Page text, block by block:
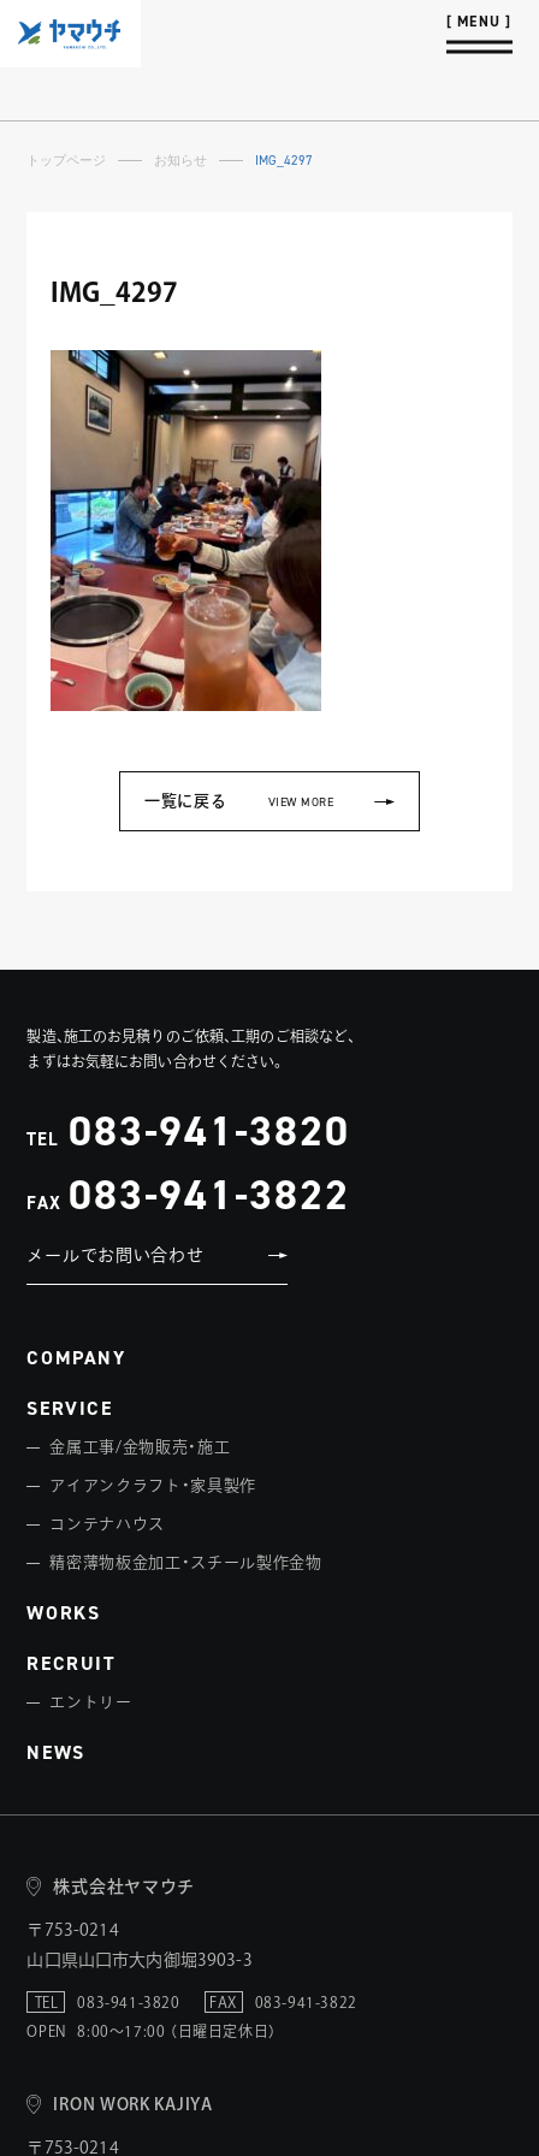
トップページ お知らせ IMG_4297
IMG_4297
一覧に戻る VIEW MORE
製造、施工のお見積りのご依頼、工期のご相談など、
まずはお気軽にお問い合わせください。
TEL 083-941-3820
FAX 083-941-3822
メールでお問い合わせ
COMPANY
SERVICE
金属工事/金物販売・施工
アイアンクラフト・家具製作
コンテナハウス
精密薄物板金加工・スチール製作金物
WORKS
RECRUIT
エントリー
NEWS
株式会社ヤマウチ
〒753-0214
山口県山口市大内御堀3903-3
TEL 083-941-3820 FAX
083-941-3822
OPEN
8:00〜17:00 （日曜日定休日）
IRON WORK KAJIYA
〒753-0214